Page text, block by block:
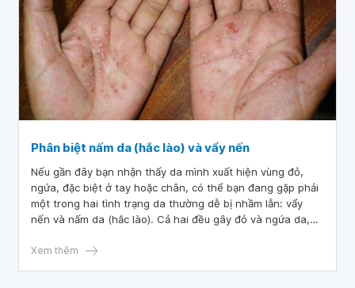
Phân biệt nấm da (hắc lào) và vẩy nến
Nếu gần đây bạn nhận thấy da mình xuất hiện vùng đỏ,
ngứa, đặc biệt ở tay hoặc chân, có thể bạn đang gặp phải
một trong hai tình trạng da thường dễ bị nhầm lẫn: vẩy
nến và nấm da (hắc lào). Cả hai đều gây đỏ và ngứa da,
Dưới đây là những thông tin bạn cần để phân biệt hai
Xem thêm